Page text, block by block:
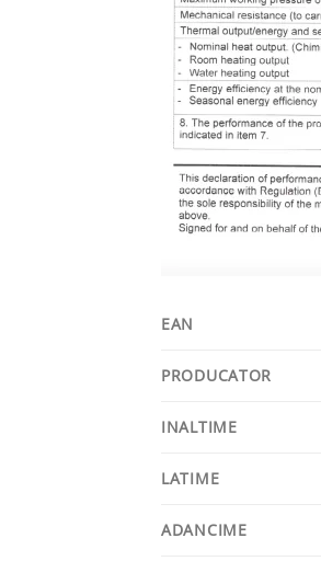
EAN
PRODUCATOR
INALTIME
LATIME
ADANCIME